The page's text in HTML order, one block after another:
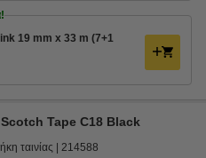
Tape C18 Black
ταινίας 214588